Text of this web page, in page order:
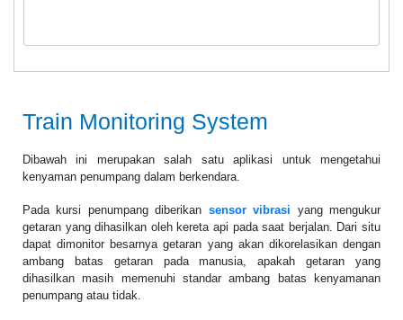
Train Monitoring System
Dibawah ini merupakan salah satu aplikasi untuk mengetahui
kenyaman penumpang dalam berkendara.
Pada kursi penumpang diberikan sensor vibrasi yang mengukur
getaran yang dihasilkan oleh kereta api pada saat berjalan. Dari situ
dapat dimonitor besarnya getaran yang akan dikorelasikan dengan
ambang batas getaran pada manusia, apakah getaran yang
dihasilkan masih memenuhi standar ambang batas kenyamanan
penumpang atau tidak.